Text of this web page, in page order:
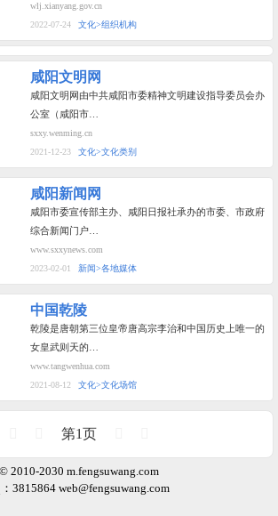
wlj.xianyang.gov.cn
2022-07-24
文化>组织机构
咸阳文明网
咸阳文明网由中共咸阳市委精神文明建设指导委员会办
公室（咸阳市…
sxxy.wenming.cn
2021-12-23
文化>文化类别
咸阳新闻网
咸阳市委宣传部主办、咸阳日报社承办的市委、市政府
综合新闻门户…
www.sxxynews.com
2023-02-01
新闻>各地媒体
中国乾陵
乾陵是唐朝第三位皇帝唐高宗李治和中国历史上唯一的
女皇武则天的…
www.tangwenhua.com
2021-08-12
文化>文化场馆
第1页
© 2010-2030 m.fengsuwang.com
3815864 web@fengsuwang.com